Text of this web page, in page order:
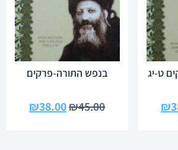
ט-יג
₪
בנפש התורה-פרקים
₪45.00
₪38.00